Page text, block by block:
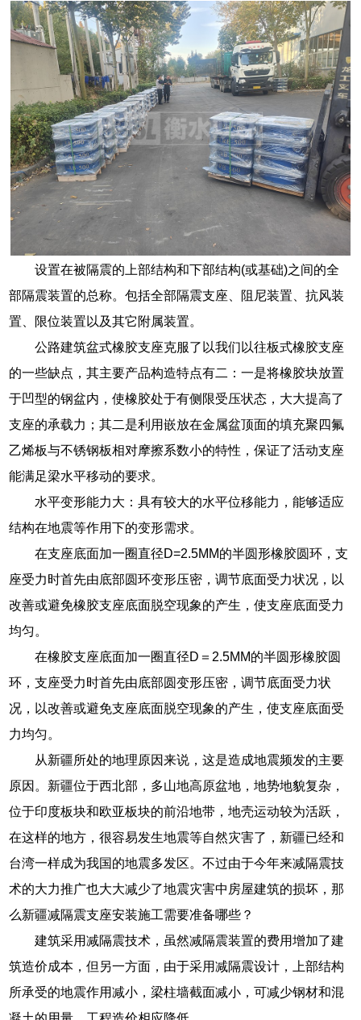
设置在被隔震的上部结构和下部结构(或基础)之间的全
部隔震装置的总称。包括全部隔震支座、阻尼装置、抗风装
置、限位装置以及其它附属装置。
公路建筑盆式橡胶支座克服了以我们以往板式橡胶支座
的一些缺点，其主要产品构造特点有二：一是将橡胶块放置
于凹型的钢盆内，使橡胶处于有侧限受压状态，大大提高了
支座的承载力；其二是利用嵌放在金属盆顶面的填充聚四氟
乙烯板与不锈钢板相对摩擦系数小的特性，保证了活动支座
能满足梁水平移动的要求。
水平变形能力大：具有较大的水平位移能力，能够适应
结构在地震等作用下的变形需求。
在支座底面加一圈直径D=2.5MM的半圆形橡胶圆环，支
座受力时首先由底部圆环变形压密，调节底面受力状况，以
改善或避免橡胶支座底面脱空现象的产生，使支座底面受力
均匀。
在橡胶支座底面加一圈直径D＝2.5MM的半圆形橡胶圆
环，支座受力时首先由底部圆变形压密，调节底面受力状
况，以改善或避免支座底面脱空现象的产生，使支座底面受
力均匀。
从新疆所处的地理原因来说，这是造成地震频发的主要
原因。新疆位于西北部，多山地高原盆地，地势地貌复杂，
位于印度板块和欧亚板块的前沿地带，地壳运动较为活跃，
在这样的地方，很容易发生地震等自然灾害了，新疆已经和
台湾一样成为我国的地震多发区。不过由于今年来减隔震技
术的大力推广也大大减少了地震灾害中房屋建筑的损坏，那
么新疆减隔震支座安装施工需要准备哪些？
建筑采用减隔震技术，虽然减隔震装置的费用增加了建
筑造价成本，但另一方面，由于采用减隔震设计，上部结构
所承受的地震作用减小，梁柱墙截面减小，可减少钢材和混